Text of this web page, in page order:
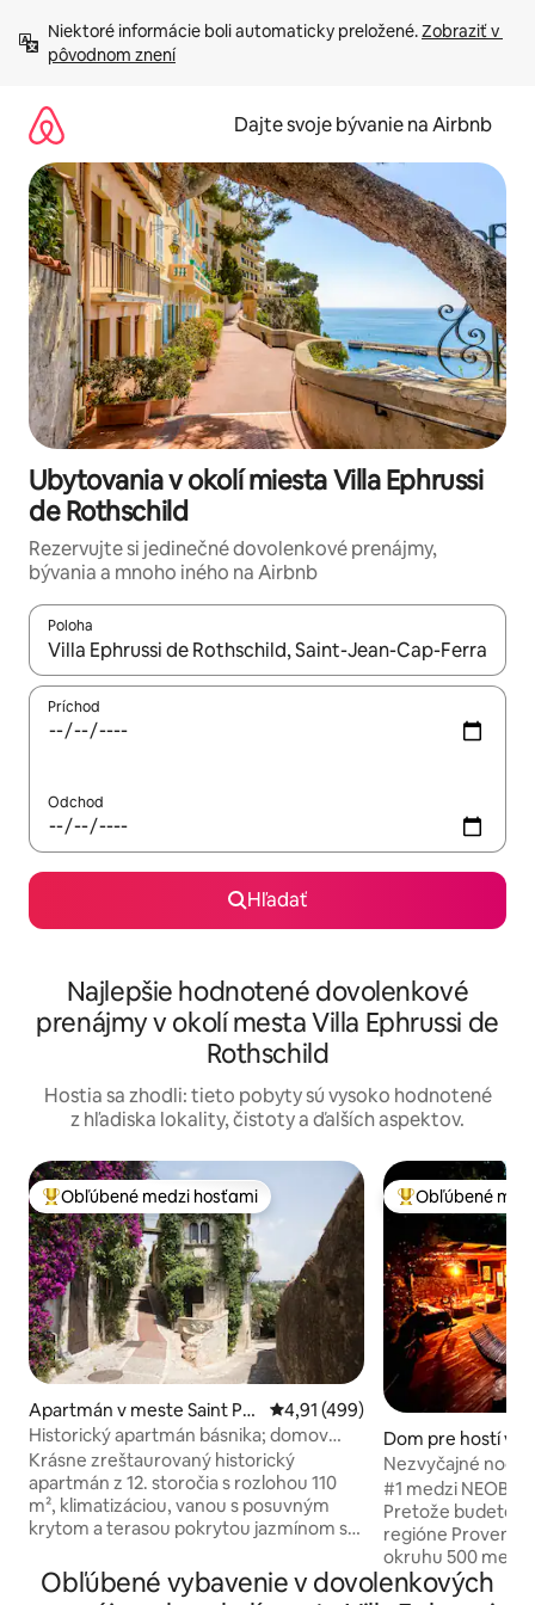
obsah.
Niektoré informácie boli automaticky preložené. Zobraziť v
pôvodnom znení
Dajte svoje bývanie na Airbnb
Ubytovania v okolí miesta Villa Ephrussi
de Rothschild
Rezervujte si jedinečné dovolenkové prenájmy,
bývania a mnoho iného na Airbnb
Poloha
Keď budú výsledky k dispozícii, môžete si ich prechádzať
Príchod
Odchod
Hľadať
Najlepšie hodnotené dovolenkové
prenájmy v okolí mesta Villa Ephrussi de
Rothschild
Hostia sa zhodli: tieto pobyty sú vysoko hodnotené
z hľadiska lokality, čistoty a ďalších aspektov.
Najobľúbenejšie medzi hosťami
Obľúbené medzi hosťami
Apartmán v meste Saint Pa
ul de Vence
Priemerné ohodnotenie 4,91 z
4,91 (499)
Historický apartmán básnika; domov
Jacquesa Preverta
Krásne zreštaurovaný historický
apartmán z 12. storočia s rozlohou 110
m², klimatizáciou, vanou s posuvným
krytom a terasou pokrytou jazmínom s
stredovekej dediny. V 40. rokoch 20.
storočia bol vo vlastníctve legendárneho
Najobľúbenejšie
Obľúbené
Dom pre hostí v
t-Martin-du-Var
Nezvyčajné noci
#1 medzi
Pretože budete
regióne
okruhu 500
Nechajte sa
Obľúbené vybavenie v dovolenkových